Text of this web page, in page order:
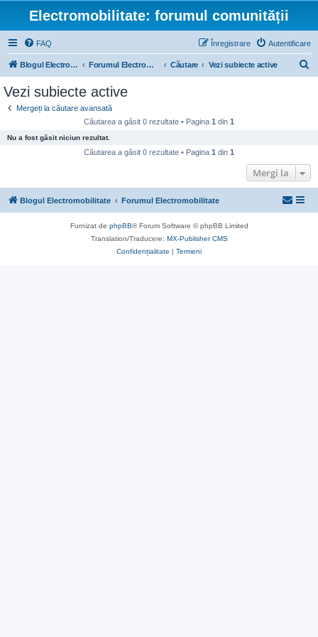
Electromobilitate: forumul comunității
FAQ Autentificare
Înregistrare
Blogul Electromobilitate Forumul Electromobilitate Căutare Vezi subiecte active
e
Vezi subiecte active
Mergeți la căutare avansată
Căutarea a găsit 0 rezultate • Pagina 1 din 1
Nu a fost găsit niciun rezultat.
Căutarea a găsit 0 rezultate • Pagina 1 din 1
Mergi la
Blogul Electromobilitate Forumul Electromobilitate
Furnizat de phpBB® Forum Software © phpBB Limited
Translation/Traducere: MX-Publisher CMS
Confidențialitate | Termeni